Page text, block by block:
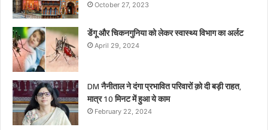
October 27, 2023
डेंगू और चिकनगुनिया को लेकर स्वास्थ्य विभाग का अर्लट
April 29, 2024
DM नैनीताल ने दंगा प्रभावित परिवारों क़ो दी बड़ी राहत,
मात्र 10 मिनट में हुआ ये काम
February 22, 2024